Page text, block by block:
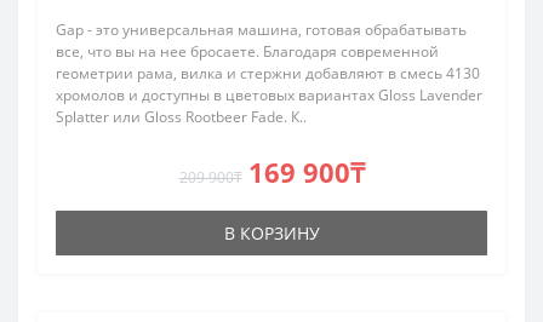
Gap - это универсальная машина, готовая обрабатывать
все, что вы на нее бросаете. Благодаря современной
геометрии рама, вилка и стержни добавляют в смесь 4130
хромолов и доступны в цветовых вариантах Gloss Lavender
Splatter или Gloss Rootbeer Fade. К..
209 900₸ 169 900₸
В КОРЗИНУ